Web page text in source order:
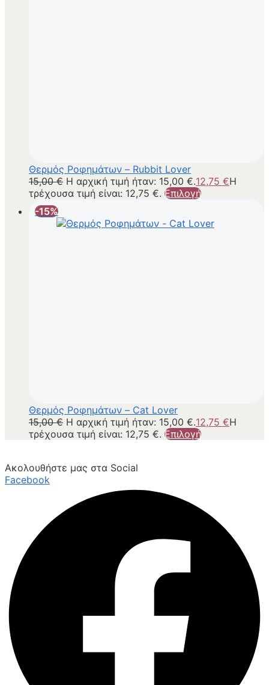
Θερμός Ροφημάτων – Rubbit Lover
15,00€ Η αρχική τιμή ήταν: 15,00 €.12,75 €Η
τρέχουσα τιμή είναι: 12,75 €. Επιλογή
-15%
Θερμός Ροφημάτων – Cat Lover
15,00€ Η αρχική τιμή ήταν: 15,00 €.12,75 €Η
τρέχουσα τιμή είναι: 12,75 €. Επιλογή
Ακολουθήστε μας στα Social
Facebook